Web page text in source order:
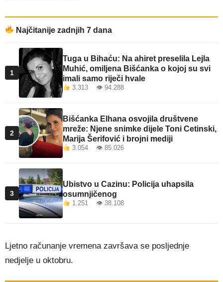
Najčitanije zadnjih 7 dana
1
Tuga u Bihaću: Na ahiret preselila Lejla
Muhić, omiljena Bišćanka o kojoj su svi
imali samo riječi hvale
3.313 👁 94.288
2
Bišćanka Elhana osvojila društvene
mreže: Njene snimke dijele Toni Cetinski,
Marija Šerifović i brojni mediji
3.054 👁 85.026
3
Ubistvo u Cazinu: Policija uhapsila
osumnjičenog
1.251 👁 38.108
Ljetno računanje vremena završava se posljednje
nedjelje u oktobru.